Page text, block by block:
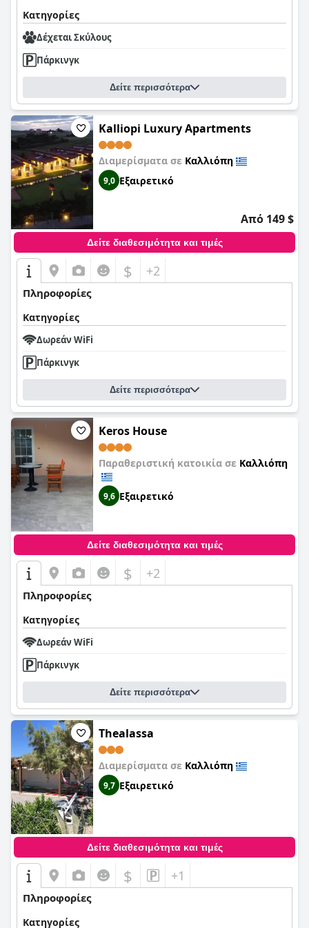
Κατηγορίες
Δέχεται Σκύλους
Πάρκινγκ
Δείτε περισσότερα
Kalliopi Luxury Apartments
Διαμερίσματα σε Καλλιόπη
9,0 Εξαιρετικό
Από 149 $
Δείτε διαθεσιμότητα και τιμές
$ +2
Πληροφορίες
Κατηγορίες
Δωρεάν WiFi
Πάρκινγκ
Δείτε περισσότερα
Keros House
Παραθεριστική κατοικία σε Καλλιόπη
9,6 Εξαιρετικό
Δείτε διαθεσιμότητα και τιμές
$ +2
Πληροφορίες
Κατηγορίες
Δωρεάν WiFi
Πάρκινγκ
Δείτε περισσότερα
Thealassa
Διαμερίσματα σε Καλλιόπη
9,7 Εξαιρετικό
Δείτε διαθεσιμότητα και τιμές
$ +1
Πληροφορίες
Κατηγορίες